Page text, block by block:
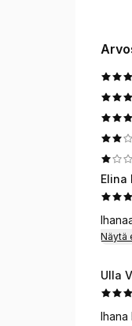
Elina
Näytä
Ulla
Ihana